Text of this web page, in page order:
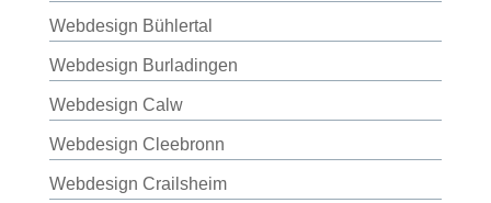
Webdesign Bühlertal
Webdesign Burladingen
Webdesign Calw
Webdesign Cleebronn
Webdesign Crailsheim